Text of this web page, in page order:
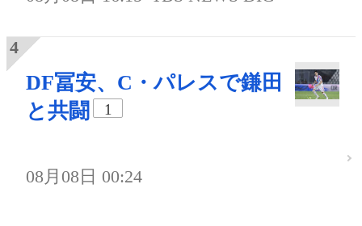
DF冨安、C・パレスで鎌田
と共闘
1
08月08日 00:24